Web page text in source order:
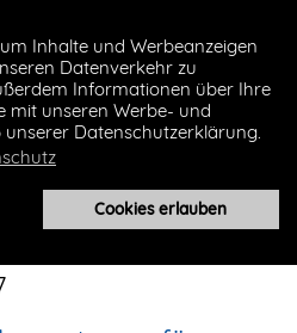
Inhalte und Werbeanzeigen
Datenverkehr zu
Informationen über Ihre
mit unseren Werbe- und
Datenschutzerklärung.
Cookies erlauben